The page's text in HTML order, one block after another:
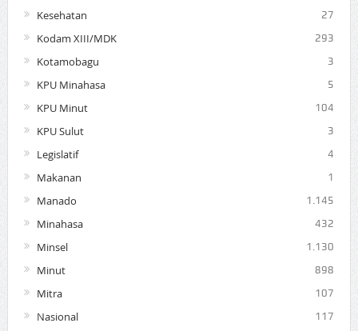
Kesehatan 27
Kodam XIII/MDK 293
Kotamobagu 3
KPU Minahasa 5
KPU Minut 104
KPU Sulut 3
Legislatif 4
Makanan 1
Manado 1.145
Minahasa 432
Minsel 1.130
Minut 898
Mitra 107
Nasional 117